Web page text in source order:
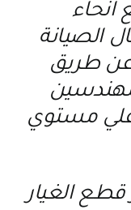
الصيانة
عن طريق
مستوي
قطع الغيار